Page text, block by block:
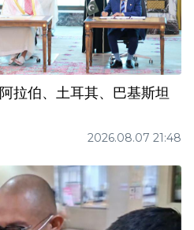
拉伯、土耳其、巴基斯坦
2026.08.07 21:48